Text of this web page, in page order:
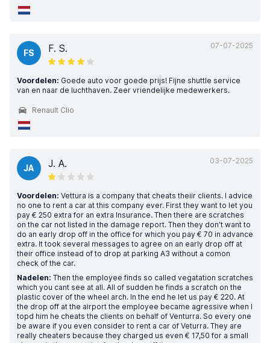
07-07-2025
FS F. S.
Voordelen: Goede auto voor goede prijs! Fijne shuttle service
van en naar de luchthaven. Zeer vriendelijke medewerkers.
Renault Clio
03-07-2025
JA J. A.
Voordelen: Vettura is a company that cheats theiir clients. I advice
no one to rent a car at this company ever. First they want to let you
pay € 250 extra for an extra Insurance. Then there are scratches
on the car not listed in the damage report. Then they don’t want to
do an early drop off in the office for which you pay € 70 in advance
extra. It took several messages to agree on an early drop off at
their office instead of to drop at parking A3 without a comon
check of the car.
Nadelen: Then the employee finds so called vegatation scratches
which you cant see at all. All of sudden he finds a scratch on the
plastic cover of the wheel arch. In the end he let us pay € 220. At
the drop off at the airport the employee became agressive when I
topd him he cheats the clients on behalf of Venturra. So every one
be aware if you even consider to rent a car of Veturra. They are
really cheaters because they charged us even € 17,50 for a small